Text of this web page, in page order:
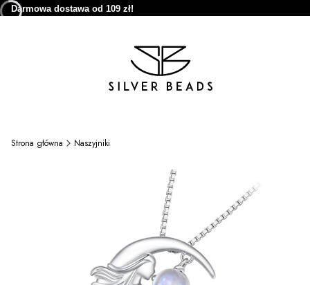
Darmowa dostawa od 109 zł!
Strona główna Naszyjniki